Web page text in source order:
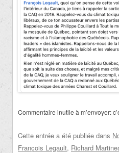
Commentaire inutile à m’envoyer:
Cette entrée a été publiée dans
François Legault, Richard